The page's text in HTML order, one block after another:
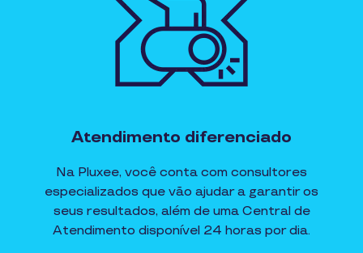
Atendimento diferenciado
Na Pluxee, você conta com consultores
especializados que vão ajudar a garantir os
seus resultados, além de uma Central de
Atendimento disponível 24 horas por dia.